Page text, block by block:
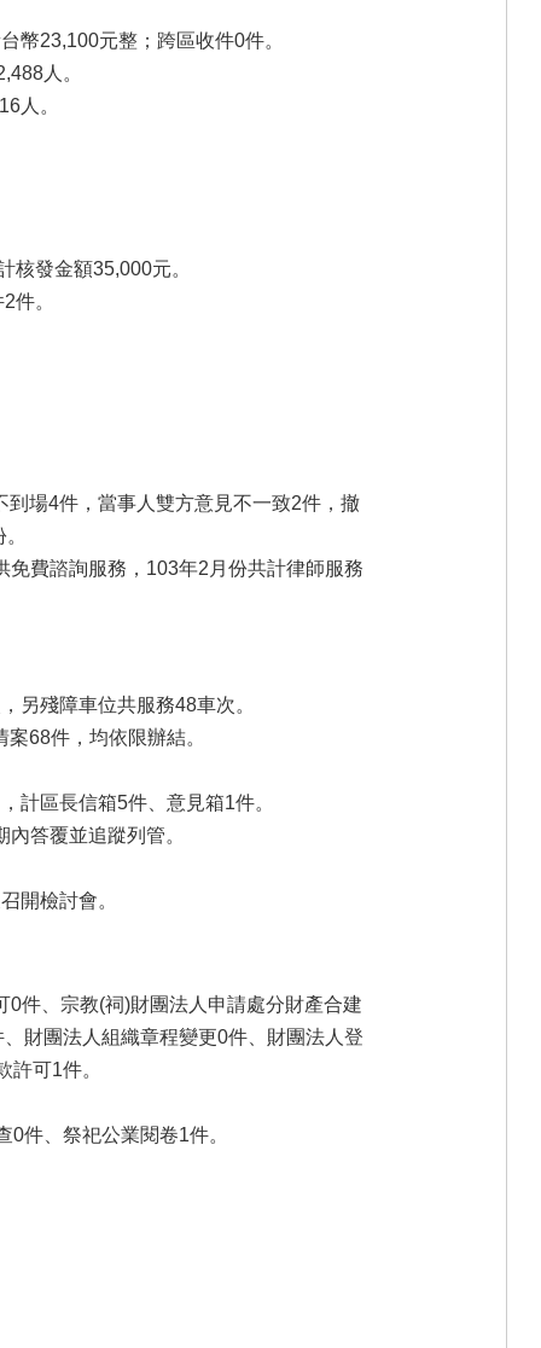
幣23,100元整；跨區收件0件。
人。
人。
核發金額35,000元。
件。
場4件，當事人雙方意見不一致2件，撤
費諮詢服務，103年2月份共計律師服務
另殘障車位共服務48車次。
68件，均依限辦結。
計區長信箱5件、意見箱1件。
答覆並追蹤列管。
開檢討會。
件、宗教(祠)財團法人申請處分財產合建
財團法人組織章程變更0件、財團法人登
可1件。
件、祭祀公業閱卷1件。